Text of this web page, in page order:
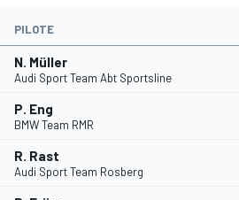
PILOTE
N. Müller
Audi Sport Team Abt Sportsline
P. Eng
BMW Team RMR
R. Rast
Audi Sport Team Rosberg